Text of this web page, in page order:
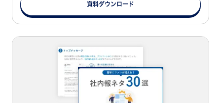
資料ダウンロード